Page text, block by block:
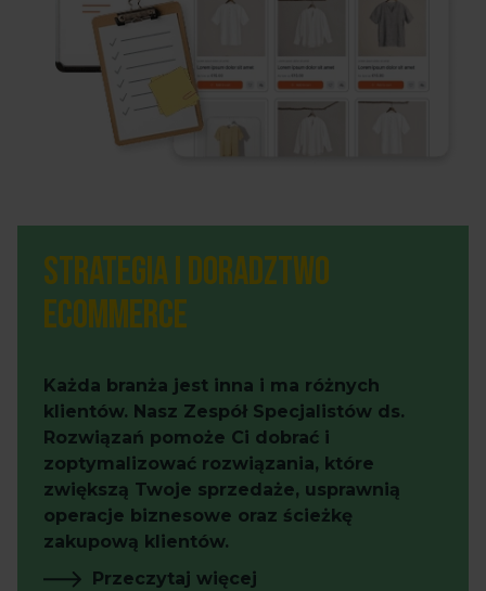
Strategia i doradztwo
eCommerce
Każda branża jest inna i ma różnych
klientów. Nasz Zespół Specjalistów ds.
Rozwiązań pomoże Ci dobrać i
zoptymalizować rozwiązania, które
zwiększą Twoje sprzedaże, usprawnią
operacje biznesowe oraz ścieżkę
zakupową klientów.
Przeczytaj więcej